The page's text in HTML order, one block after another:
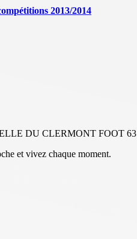
2013/2014
DU CLERMONT FOOT 63
et vivez chaque moment.